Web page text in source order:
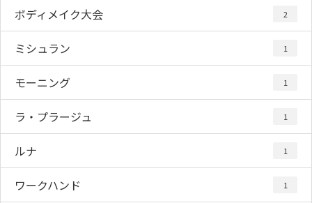
ボディメイク大会 2
ミシュラン 1
モーニング 1
ラ・プラージュ 1
ルナ 1
ワークハンド 1